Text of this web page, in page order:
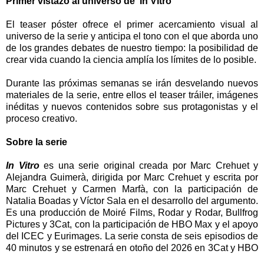
El teaser póster ofrece el primer acercamiento visual al
universo de la serie y anticipa el tono con el que aborda uno
de los grandes debates de nuestro tiempo: la posibilidad de
crear vida cuando la ciencia amplía los límites de lo posible.
Durante las próximas semanas se irán desvelando nuevos
materiales de la serie, entre ellos el teaser tráiler, imágenes
inéditas y nuevos contenidos sobre sus protagonistas y el
proceso creativo.
Sobre la serie
In Vitroes una serie original creada por Marc Crehuet y
Alejandra Guimerà, dirigida por Marc Crehuet y escrita por
Marc Crehuet y Carmen Marfà, con la participación de
Natalia Boadas y Víctor Sala en el desarrollo del argumento.
Es una producción de Moiré Films, Rodar y Rodar, Bullfrog
Pictures y 3Cat, con la participación de HBO Max y el apoyo
del ICEC y Eurimages. La serie consta de seis episodios de
40 minutos y se estrenará en otoño del 2026 en 3Cat y HBO